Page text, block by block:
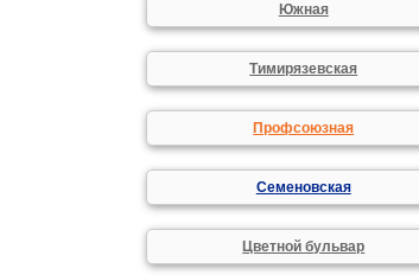
Южная
Тимирязевская
Профсоюзная
Семеновская
Цветной бульвар